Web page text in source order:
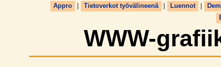
Appro Tietoverkot työvälineenä Luennot
WWW-